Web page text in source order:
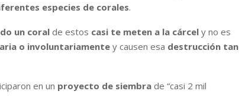
especies de corales.
un coral de estos casi te meten a la cárcel y no es
o involuntariamente y causen esa destrucción tan
en un proyecto de siembra de “casi 2 mil